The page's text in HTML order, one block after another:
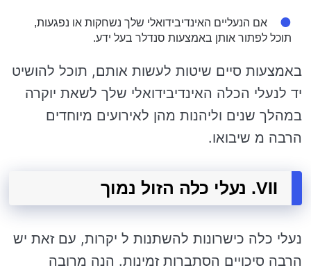
אם הנעליים האינדיבידואלי שלך נשחקות או נפגעות,
תוכל לפתור אותן באמצעות סנדלר בעל ידע.
באמצעות סיים שיטות לעשות אותם, תוכל להושיט
יד לנעלי הכלה האינדיבידואלי שלך לשאת יוקרה
במהלך שנים וליהנות מהן לאירועים מיוחדים
הרבה מ שיבואו.
VII. נעלי כלה הזול נמוך
נעלי כלה כישרונות להשתנות ל יקרות, עם זאת יש
הרבה סיכויים הסתברות זמינות. הנה מרובה